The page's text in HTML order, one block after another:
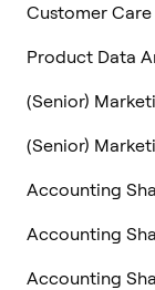
Customer
Product Data
(Senior)
(Senior)
Accounting
Accounting
Accounting